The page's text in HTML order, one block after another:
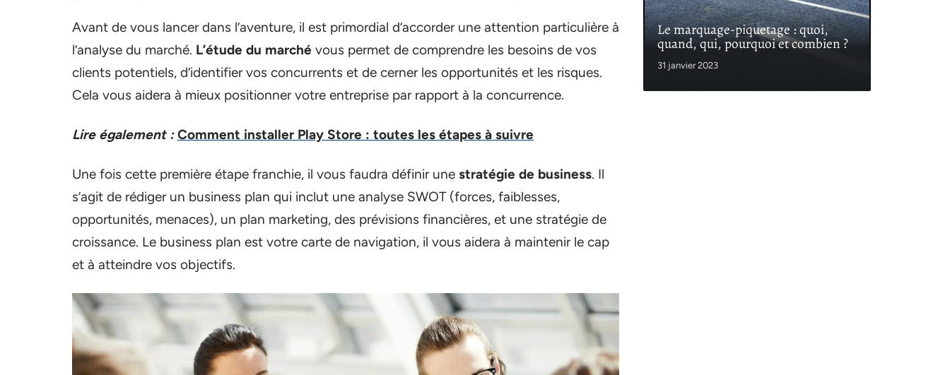
Avant de vous lancer dans l’aventure, il est primordial d’accorder une attention particulière à
l’analyse du marché. L’étude du marché vous permet de comprendre les besoins de vos
clients potentiels, d’identifier vos concurrents et de cerner les opportunités et les risques.
Cela vous aidera à mieux positionner votre entreprise par rapport à la concurrence.
Lire également : Comment installer Play Store : toutes les étapes à suivre
Une fois cette première étape franchie, il vous faudra définir une stratégie de business. Il
s’agit de rédiger un business plan qui inclut une analyse SWOT (forces, faiblesses,
opportunités, menaces), un plan marketing, des prévisions financières, et une stratégie de
croissance. Le business plan est votre carte de navigation, il vous aidera à maintenir le cap
et à atteindre vos objectifs.
Le marquage-piquetage : quoi,
quand, qui, pourquoi et combien ?
31 janvier 2023